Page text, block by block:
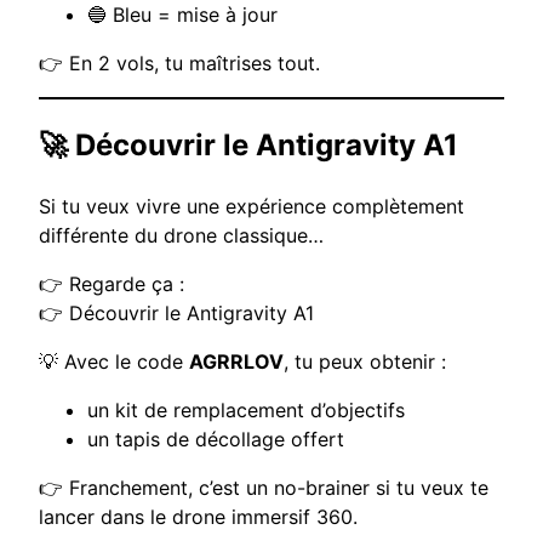
🔵 Bleu = mise à jour
👉 En 2 vols, tu maîtrises tout.
🚀 Découvrir le Antigravity A1
Si tu veux vivre une expérience complètement
différente du drone classique…
👉 Regarde ça :
👉 Découvrir le Antigravity A1
💡 Avec le code AGRRLOV, tu peux obtenir :
un kit de remplacement d’objectifs
un tapis de décollage offert
👉 Franchement, c’est un no-brainer si tu veux te
lancer dans le drone immersif 360.